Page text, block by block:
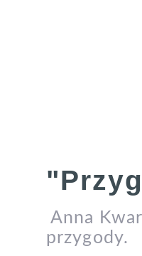
Anna
przygody.